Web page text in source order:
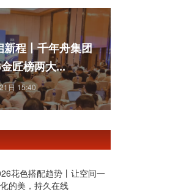
程丨千年舟集团
匠榜两大...
日 15:40
花色搭配趋势丨让空间一
的美，持久在线